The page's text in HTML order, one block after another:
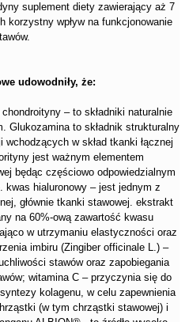
suplement diety zawierający aż 7
korzystny wpływ na funkcjonowanie
udowodniły, że:
– to składniki naturalnie
Glukozamina to składnik strukturalny
w skład tkanki łącznej
jest ważnym elementem
będąc częściowo odpowiedzialnym
kwas hialuronowy – jest jednym z
głównie tkanki stawowej. ekstrakt
na 60%-ową zawartość kwasu
w utrzymaniu elastyczności oraz
imbiru (Zingiber officinale L.) –
stawów oraz zapobiegania
witamina C – przyczynia się do
kolagenu, w celu zapewnienia
(w tym chrząstki stawowej) i